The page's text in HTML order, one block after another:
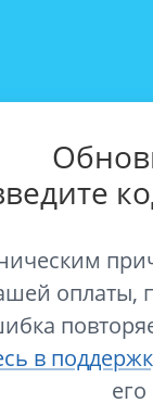
оплаты,
в
его